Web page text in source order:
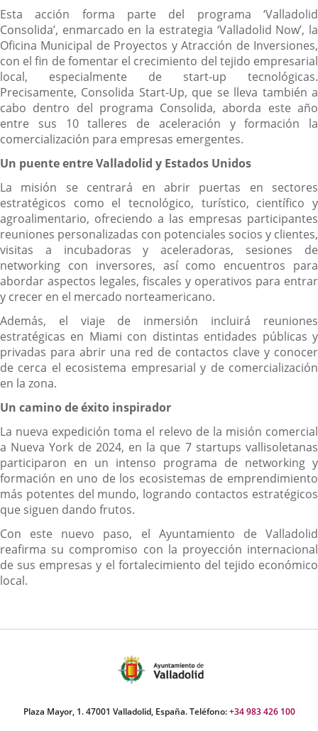
Esta acción forma parte del programa ‘Valladolid
Consolida’, enmarcado en la estrategia ‘Valladolid Now’, la
Oficina Municipal de Proyectos y Atracción de Inversiones,
con el fin de fomentar el crecimiento del tejido empresarial
local, especialmente de start-up tecnológicas.
Precisamente, Consolida Start-Up, que se lleva también a
cabo dentro del programa Consolida, aborda este año
entre sus 10 talleres de aceleración y formación la
comercialización para empresas emergentes.
Un puente entre Valladolid y Estados Unidos
La misión se centrará en abrir puertas en sectores
estratégicos como el tecnológico, turístico, científico y
agroalimentario, ofreciendo a las empresas participantes
reuniones personalizadas con potenciales socios y clientes,
visitas a incubadoras y aceleradoras, sesiones de
networking con inversores, así como encuentros para
abordar aspectos legales, fiscales y operativos para entrar
y crecer en el mercado norteamericano.
Además, el viaje de inmersión incluirá reuniones
estratégicas en Miami con distintas entidades públicas y
privadas para abrir una red de contactos clave y conocer
de cerca el ecosistema empresarial y de comercialización
en la zona.
Un camino de éxito inspirador
La nueva expedición toma el relevo de la misión comercial
a Nueva York de 2024, en la que 7 startups vallisoletanas
participaron en un intenso programa de networking y
formación en uno de los ecosistemas de emprendimiento
más potentes del mundo, logrando contactos estratégicos
que siguen dando frutos.
Con este nuevo paso, el Ayuntamiento de Valladolid
reafirma su compromiso con la proyección internacional
de sus empresas y el fortalecimiento del tejido económico
local.
Plaza Mayor, 1. 47001 Valladolid, España. Teléfono:+34 983 426 100